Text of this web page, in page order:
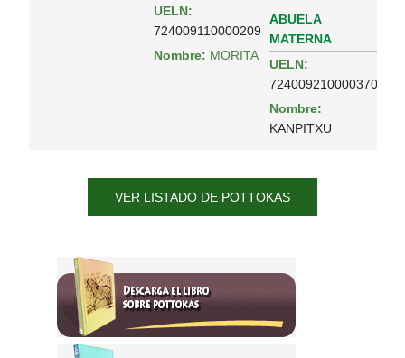
UELN:
724009110000209
Nombre: MORITA
ABUELA
MATERNA
UELN:
724009210000370
Nombre:
KANPITXU
VER LISTADO DE POTTOKAS